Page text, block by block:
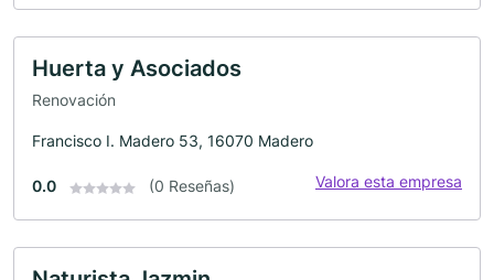
Huerta y Asociados
Renovación
Francisco I. Madero 53, 16070 Madero
0.0 (0 Reseñas) Valora esta empresa